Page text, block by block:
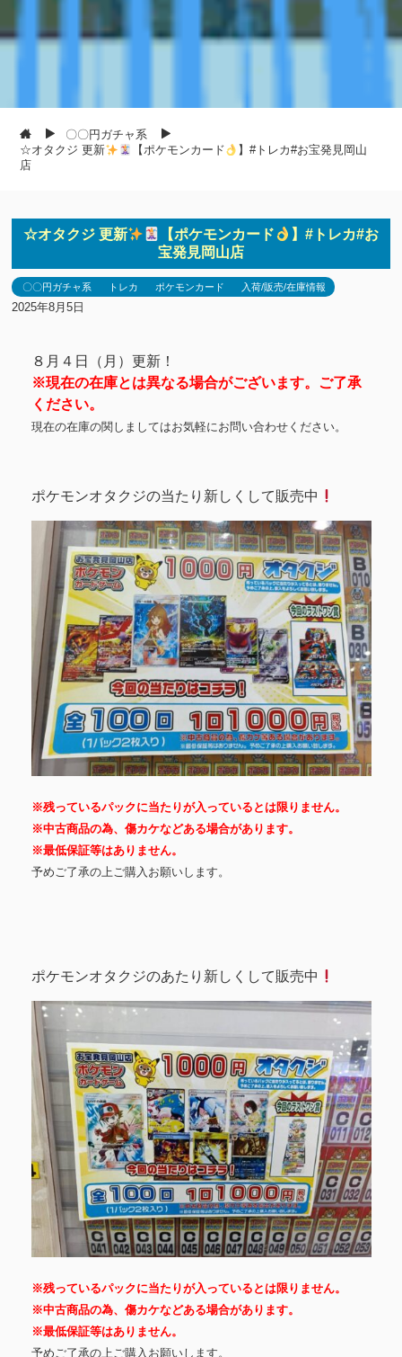
〇〇円ガチャ系
☆オタクジ 更新
【ポケモンカード
】#トレカ#お宝発見岡山
店
☆オタクジ 更新 【ポケモンカード
】#トレカ#お
宝発見岡山店
〇〇円ガチャ系 トレカ ポケモンカード 入荷/販売/在庫情報
2025年8月5日
８月４日（月）更新！
※現在の在庫とは異なる場合がございます。ご了承
ください。
現在の在庫の関しましてはお気軽にお問い合わせください。
ポケモンオタクジの当たり新しくして販売中
※残っているパックに当たりが入っているとは限りません。
※中古商品の為、傷カケなどある場合があります。
※最低保証等はありません。
予めご了承の上ご購入お願いします。
ポケモンオタクジのあたり新しくして販売中
※残っているパックに当たりが入っているとは限りません。
※中古商品の為、傷カケなどある場合があります。
※最低保証等はありません。
予めご了承の上ご購入お願いします。